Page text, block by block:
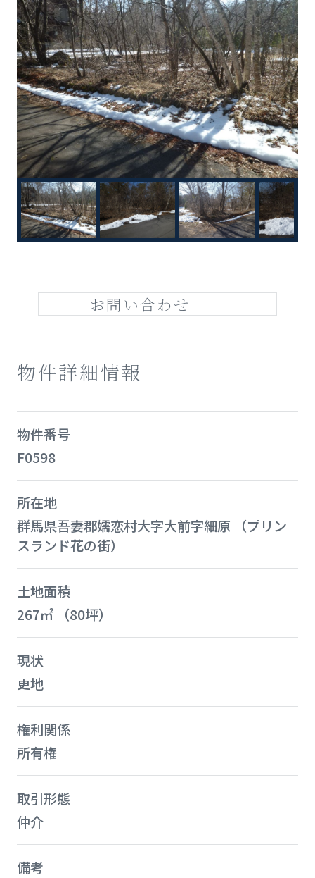
お問い合わせ
物件詳細情報
物件番号
F0598
所在地
群馬県吾妻郡嬬恋村大字大前字細原 （プリン
スランド花の街）
土地面積
267㎡ （80坪）
現状
更地
権利関係
所有権
取引形態
仲介
備考